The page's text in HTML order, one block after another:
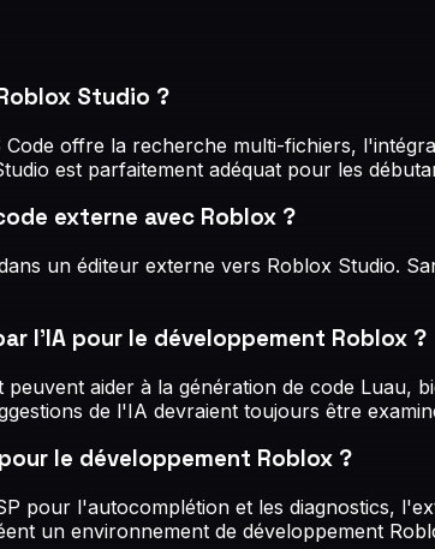
Studio ?
offre la recherche multi-fichiers,
est parfaitement adéquat pour les
externe avec Roblox ?
un éditeur externe vers Roblox Studio.
l'IA pour le développement Roblox ?
aider à la génération de code Luau,
de l'IA devraient toujours être
le développement Roblox ?
pour l'autocomplétion et les diagnostics,
un environnement de développement